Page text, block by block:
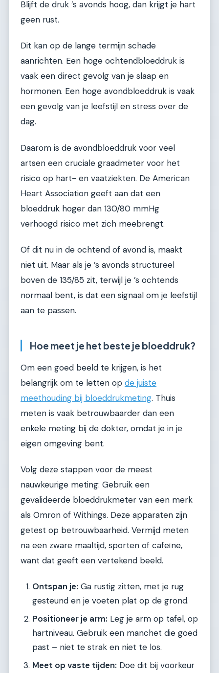
Blijft de druk ’s avonds hoog, dan krijgt je hart
geen rust.
Dit kan op de lange termijn schade
aanrichten. Een hoge ochtendbloeddruk is
vaak een direct gevolg van je slaap en
hormonen. Een hoge avondbloeddruk is vaak
een gevolg van je leefstijl en stress over de
dag.
Daarom is de avondbloeddruk voor veel
artsen een cruciale graadmeter voor het
risico op hart- en vaatziekten. De American
Heart Association geeft aan dat een
bloeddruk hoger dan 130/80 mmHg
verhoogd risico met zich meebrengt.
Of dit nu in de ochtend of avond is, maakt
niet uit. Maar als je ’s avonds structureel
boven de 135/85 zit, terwijl je ’s ochtends
normaal bent, is dat een signaal om je leefstijl
aan te passen.
Hoe meet je het beste je bloeddruk?
Om een goed beeld te krijgen, is het
belangrijk om te letten op de juiste
meethouding bij bloeddrukmeting. Thuis
meten is vaak betrouwbaarder dan een
enkele meting bij de dokter, omdat je in je
eigen omgeving bent.
Volg deze stappen voor de meest
nauwkeurige meting: Gebruik een
gevalideerde bloeddrukmeter van een merk
als Omron of Withings. Deze apparaten zijn
getest op betrouwbaarheid. Vermijd meten
na een zware maaltijd, sporten of cafeïne,
want dat geeft een vertekend beeld.
Ontspan je: Ga rustig zitten, met je rug
gesteund en je voeten plat op de grond.
Positioneer je arm: Leg je arm op tafel, op
hartniveau. Gebruik een manchet die goed
past – niet te strak en niet te los.
Meet op vaste tijden: Doe dit bij voorkeur